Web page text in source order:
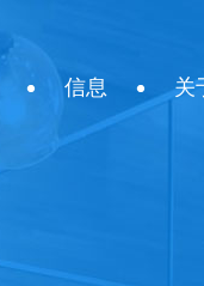
信息 关